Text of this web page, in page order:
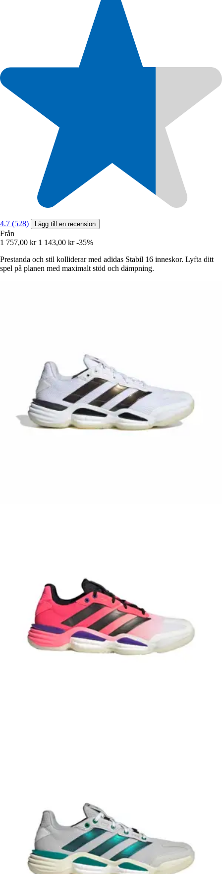
4.7 (528) Lägg till en recension
Från
1 757,00 kr 1 143,00 kr -35%
Prestanda och stil kolliderar med adidas Stabil 16 inneskor. Lyfta ditt
spel på planen med maximalt stöd och dämpning.